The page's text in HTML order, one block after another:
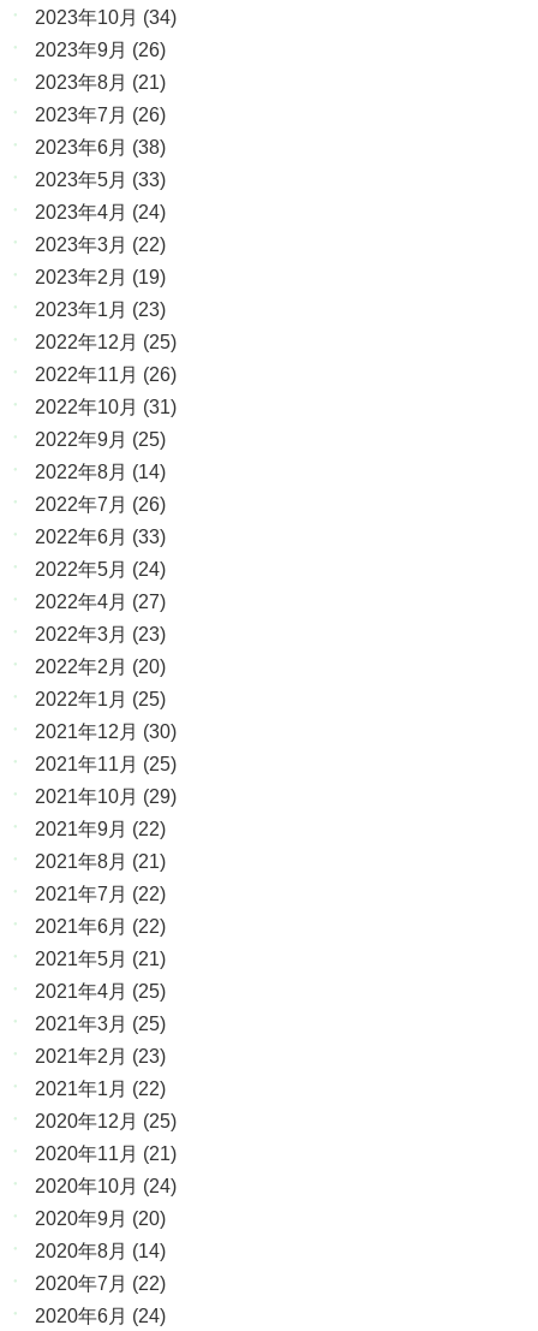
2023年10月 (34)
2023年9月 (26)
2023年8月 (21)
2023年7月 (26)
2023年6月 (38)
2023年5月 (33)
2023年4月 (24)
2023年3月 (22)
2023年2月 (19)
2023年1月 (23)
2022年12月 (25)
2022年11月 (26)
2022年10月 (31)
2022年9月 (25)
2022年8月 (14)
2022年7月 (26)
2022年6月 (33)
2022年5月 (24)
2022年4月 (27)
2022年3月 (23)
2022年2月 (20)
2022年1月 (25)
2021年12月 (30)
2021年11月 (25)
2021年10月 (29)
2021年9月 (22)
2021年8月 (21)
2021年7月 (22)
2021年6月 (22)
2021年5月 (21)
2021年4月 (25)
2021年3月 (25)
2021年2月 (23)
2021年1月 (22)
2020年12月 (25)
2020年11月 (21)
2020年10月 (24)
2020年9月 (20)
2020年8月 (14)
2020年7月 (22)
2020年6月 (24)